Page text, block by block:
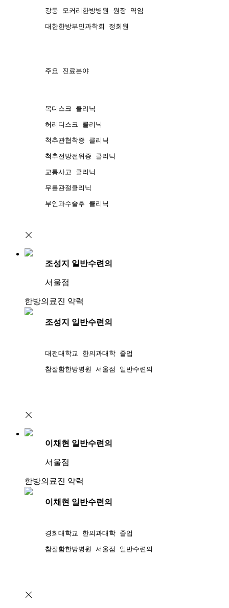
강동 모커리한방병원 원장 역임
대한한방부인과학회 정회원
주요 진료분야
목디스크 클리닉
허리디스크 클리닉
척추관협착증 클리닉
척추전방전위증 클리닉
교통사고 클리닉
무릎관절클리닉
부인과수술후 클리닉
조성지 일반수련의
서울점
한방의료진 약력
조성지 일반수련의
대전대학교 한의과대학 졸업
참잘함한방병원 서울점 일반수련의
이채현 일반수련의
서울점
한방의료진 약력
이채현 일반수련의
경희대학교 한의과대학 졸업
참잘함한방병원 서울점 일반수련의